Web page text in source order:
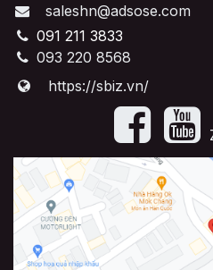
saleshn@adsose.com
091 211 3833
093 220 8568
https://sbiz.vn/